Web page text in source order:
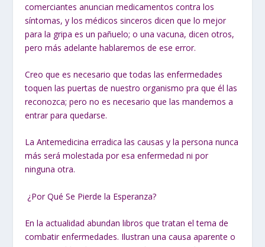
comerciantes anuncian medicamentos contra los
síntomas, y los médicos sinceros dicen que lo mejor
para la gripa es un pañuelo; o una vacuna, dicen otros,
pero más adelante hablaremos de ese error.
Creo que es necesario que todas las enfermedades
toquen las puertas de nuestro organismo pra que él las
reconozca; pero no es necesario que las mandemos a
entrar para quedarse.
La Antemedicina erradica las causas y la persona nunca
más será molestada por esa enfermedad ni por
ninguna otra.
¿Por Qué Se Pierde la Esperanza?
En la actualidad abundan libros que tratan el tema de
combatir enfermedades. Ilustran una causa aparente o